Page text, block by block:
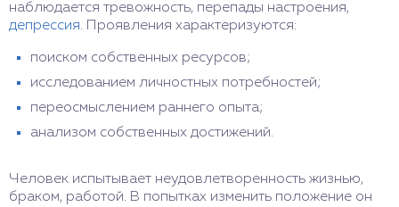
наблюдается тревожность, перепады настроения,
депрессия. Проявления характеризуются:
поиском собственных ресурсов;
исследованием личностных потребностей;
переосмыслением раннего опыта;
анализом собственных достижений.
Человек испытывает неудовлетворенность жизнью,
браком, работой. В попытках изменить положение он